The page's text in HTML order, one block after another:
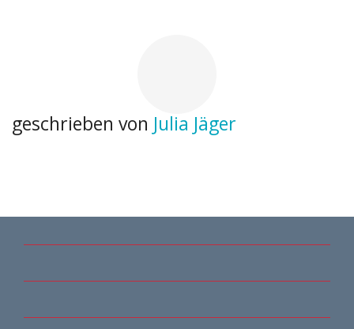
geschrieben von Julia Jäger